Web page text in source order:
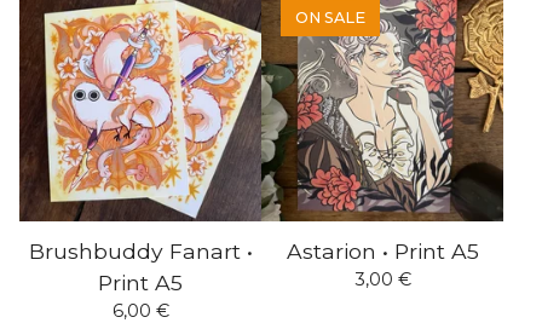
Brushbuddy Fanart •
Print A5
6,00 €
ON SALE
Astarion • Print A5
3,00 €